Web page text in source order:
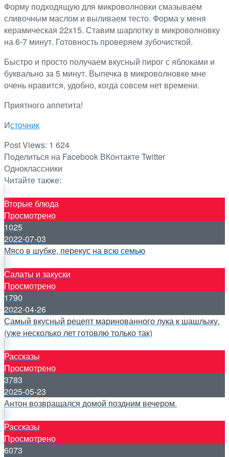
Форму подходящую для микроволновки смазываем
сливочным маслом и выливаем тесто. Форма у меня
керамическая 22х15. Ставим шарлотку в микроволновку
на 6-7 минут. Готовность проверяем зубочисткой.
Быстро и просто получаем вкусный пирог с яблоками и
буквально за 5 минут. Выпечка в микроволновке мне
очень нравится, удобно, когда совсем нет времени.
Приятного аппетита!
Источник
Post Views: 1 624
Поделиться на Facebook ВКонтактеTwitter
Одноклассники
Читайте также:
Вторые блюда
Просмотрено
1025
2022-07-03
Мясо в шубке, перекус на всю семью
Салаты и закуски
Просмотрено
1790
2022-04-26
Самый вкусный рецепт маринованного лука к шашлыку.
(уже несколько лет готовлю только так)
Рассказы
Просмотрено
3783
2025-05-23
Антон возвращался домой поздним вечером.
Рассказы
Просмотрено
6073